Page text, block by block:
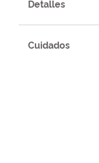
Detalles
Cuidados